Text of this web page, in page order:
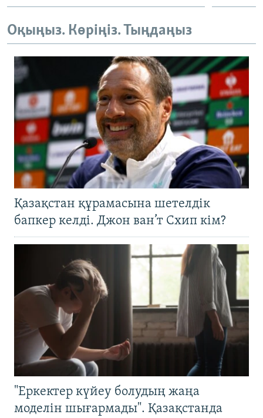
Оқыңыз. Көріңіз. Тыңдаңыз
Қазақстан құрамасына шетелдік
бапкер келді. Джон ван’т Схип кім?
"Еркектер күйеу болудың жаңа
моделін шығармады". Қазақстанда